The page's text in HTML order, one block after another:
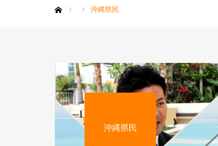
沖縄県民
沖縄県民